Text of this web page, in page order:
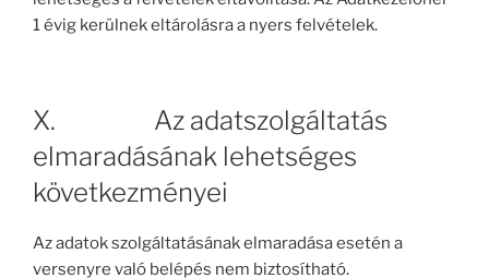
1 évig kerülnek eltárolásra a nyers felvételek.
X. Az adatszolgáltatás
elmaradásának lehetséges
következményei
Az adatok szolgáltatásának elmaradása esetén a
versenyre való belépés nem biztosítható.